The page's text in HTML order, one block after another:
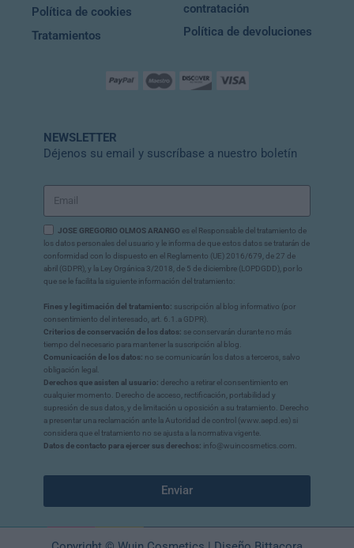
Política de cookies
Tratamientos
contratación
Política de devoluciones
NEWSLETTER
Déjenos su email y suscríbase a nuestro boletín
JOSE GREGORIO OLMOS ARANGO es el Responsable del tratamiento de
los datos personales del usuario y le informa de que estos datos se tratarán de
conformidad con lo dispuesto en el Reglamento (UE) 2016/679, de 27 de
abril (GDPR), y la Ley Orgánica 3/2018, de 5 de diciembre (LOPDGDD), por lo
que se le facilita la siguiente información del tratamiento:
Fines y legitimación del tratamiento: suscripción al blog informativo (por
consentimiento del interesado, art. 6.1.a GDPR).
Criterios de conservación de los datos: se conservarán durante no más
tiempo del necesario para mantener la suscripción al blog.
Comunicación de los datos: no se comunicarán los datos a terceros, salvo
obligación legal.
Derechos que asisten al usuario: derecho a retirar el consentimiento en
cualquier momento. Derecho de acceso, rectificación, portabilidad y
supresión de sus datos, y de limitación u oposición a su tratamiento. Derecho
a presentar una reclamación ante la Autoridad de control (www.aepd.es) si
considera que el tratamiento no se ajusta a la normativa vigente.
Datos de contacto para ejercer sus derechos: info@wuincosmetics.com.
Enviar